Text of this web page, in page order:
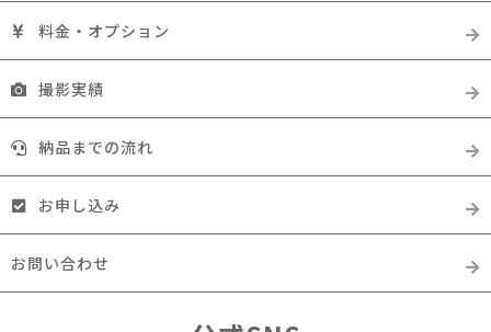
料金・オプション
撮影実績
納品までの流れ
お申し込み
お問い合わせ